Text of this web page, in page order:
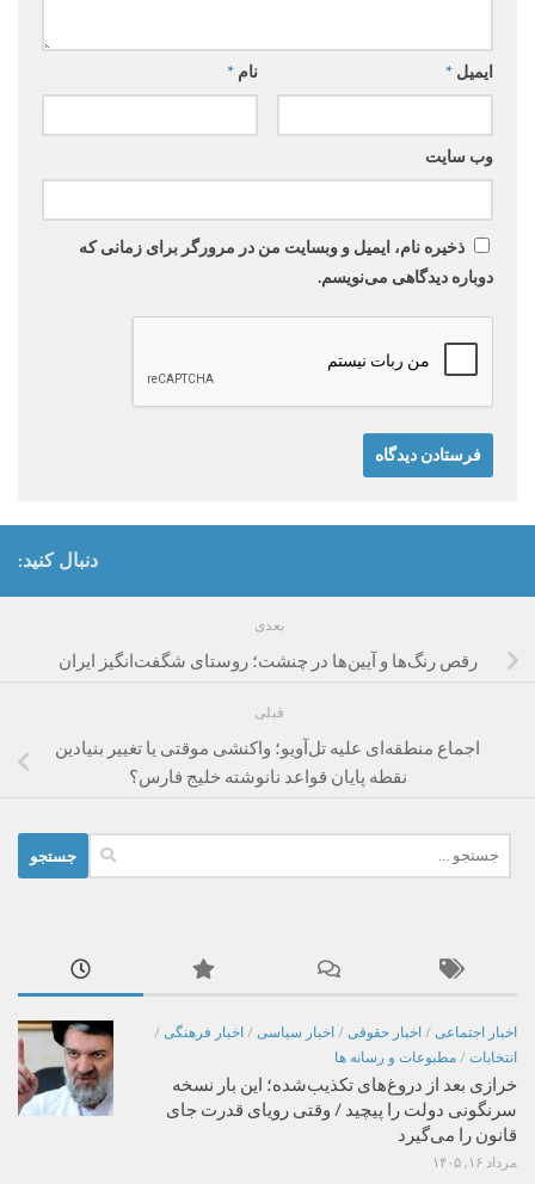
نام * ایمیل *
وب‌ سایت
ذخیره نام، ایمیل و وبسایت من در مرورگر برای زمانی که
دوباره دیدگاهی می‌نویسم.
دنبال کنید:
بعدی
رقص رنگ‌ها و آیین‌ها در چنشت؛ روستای شگفت‌انگیز ایران
قبلی
اجماع منطقه‌ای علیه تل‌آویو؛ واکنشی موقتی یا تغییر بنیادین
نقطه پایان قواعد نانوشته خلیج فارس؟
برای:
اخبار اجتماعی / اخبار حقوقی / اخبار سیاسی / اخبار فرهنگی /
انتخابات / مطبوعات و رسانه ها
خرازی بعد از دروغ‌های تکذیب‌شده؛ این بار نسخه
سرنگونی دولت را پیچید / وقتی رویای قدرت جای
قانون را می‌گیرد
مرداد ۱۶, ۱۴۰۵